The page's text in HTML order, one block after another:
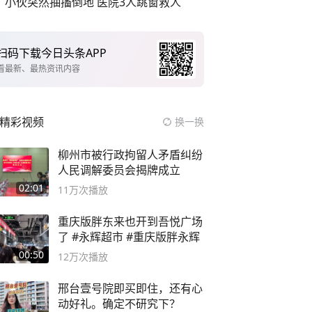
码下载今日头条APP
最新、最热资讯内容
精彩视频 换一换
02:01
柳州市被行政拘留人矛盾纠纷
人民调解委员会揭牌成立
11万次播放
00:50
重庆版胖东来也开到吾悦广场
了 #永辉超市 #重庆版胖永辉
12万次播放
邢台壹号院即买即住，还有心
动好礼。确定不研究下？